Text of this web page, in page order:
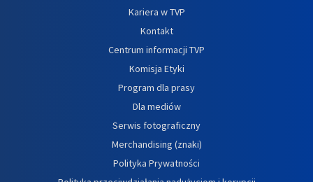
Kariera w TVP
Kontakt
Centrum informacji TVP
Komisja Etyki
Program dla prasy
Dla mediów
Serwis fotograficzny
Merchandising (znaki)
Polityka Prywatności